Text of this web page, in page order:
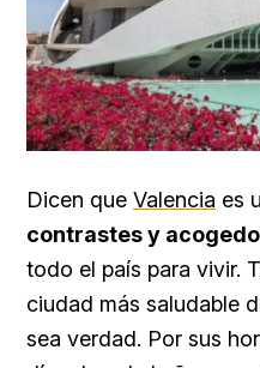
Dicen que Valencia es
contrastes y
todo el país para vivir.
ciudad más saludable
sea verdad. Por sus